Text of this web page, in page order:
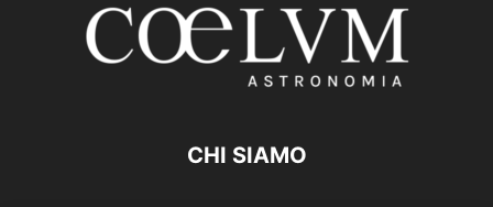
CHI SIAMO